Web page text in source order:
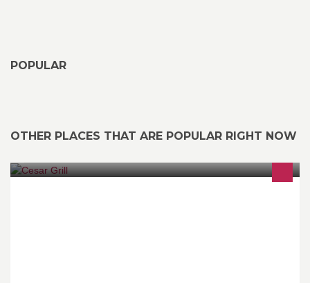
POPULAR
OTHER PLACES THAT ARE POPULAR RIGHT NOW